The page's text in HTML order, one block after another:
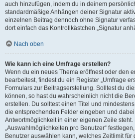
auch hinzufügen, indem du in deinem
standardmäßige Anhängen deiner Signatur
einzelnen Beitrag dennoch ohne Signatur
dort einfach das Kontrollkästchen „Signatur
Nach oben
Wie kann ich eine Umfrage erstellen?
Wenn du ein neues Thema eröffnest oder den
bearbeitest, findest du ein Register „Umfrage
Formulars zur Beitragserstellung. Solltest du
können, so hast du wahrscheinlich nicht die
erstellen. Du solltest einen Titel und
die entsprechenden Felder eingeben und
Antwortmöglichkeit in einer eigenen Zeile
„Auswahlmöglichkeiten pro Benutzer“
Benutzer auswählen kann, welches Zeitlimit